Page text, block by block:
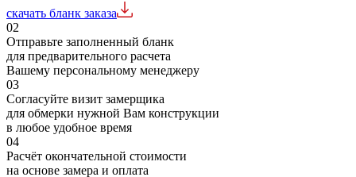
скачать бланк заказа
02
Отправьте заполненный бланк
для предварительного расчета
Вашему персональному менеджеру
03
Согласуйте визит замерщика
для обмерки нужной Вам конструкции
в любое удобное время
04
Расчёт окончательной стоимости
на основе замера и оплата